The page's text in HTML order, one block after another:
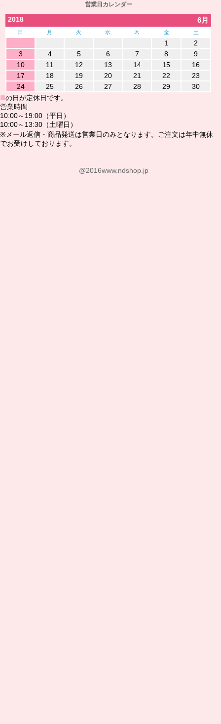
営業日カレンダー
2018 6月
日 月 火 水 木 金 土
1
2
3
4 5 6 7 8
9
10
11 12 13 14 15
16
17
18 19 20 21 22
23
24
25 26 27 28 29 30
■の日が定休日です。
営業時間
10:00～19:00（平日）
10:00～13:30（土曜日）
※メール返信・商品発送は営業日のみとなります。ご注文は年中無休
でお受けしております。
@2016www.ndshop.jp